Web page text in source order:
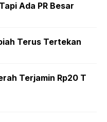
Ada PR Besar
Terus Tertekan
Terjamin Rp20 T